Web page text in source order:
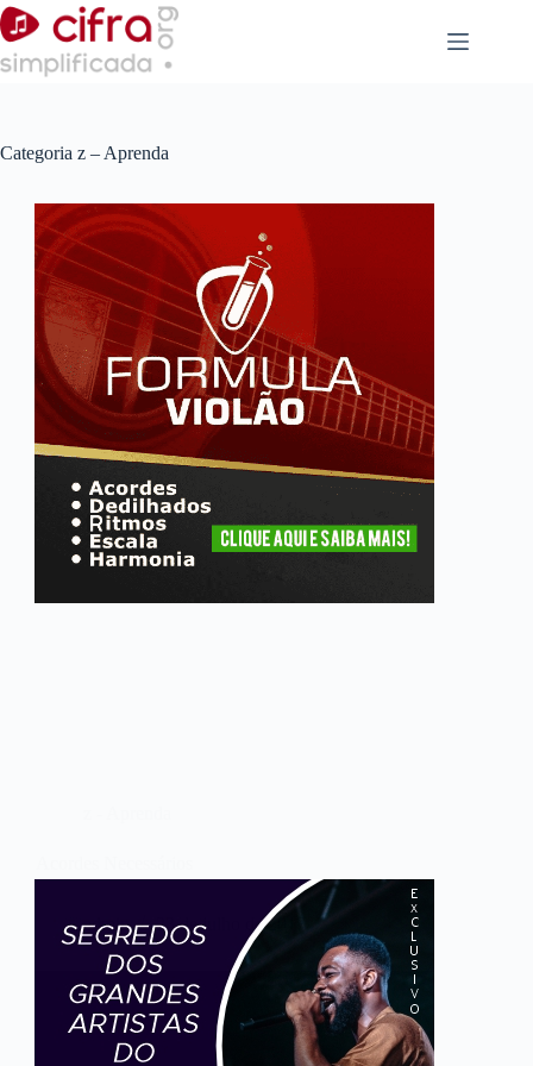
Pular
para
conteúdo
Categoria z – Aprenda
admin 23 de julho de 2017